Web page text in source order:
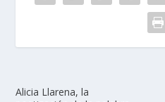
Alicia Llarena, la